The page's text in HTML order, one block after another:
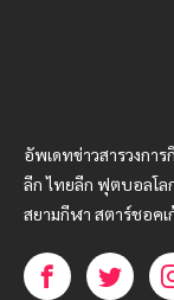
อัพเดทข่าวสารวงก
ลีก ไทยลีก ฟุตบอลโล
สยามกีฬา สตาร์ชอค